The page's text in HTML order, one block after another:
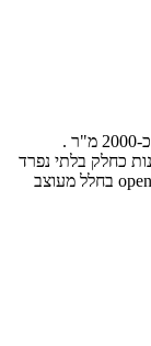
משרדי קבוצת קלי במרכז עזריאלי חולון, בשטח של כ-2000 מ"ר .
כחלק בלתי נפרד
מעיצוב המשרד , וכן אגף עם כ- 150 עמדות open space בחלל מעוצב